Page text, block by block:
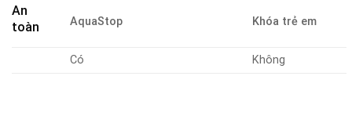
An
toàn
AquaStop Khóa trẻ em
Có Không